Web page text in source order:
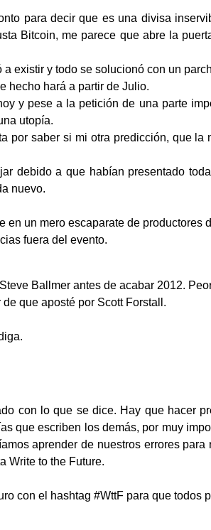
para decir que es una divisa
Bitcoin, me parece que abre la
existir y todo se solucionó con un
hecho hará a partir de Julio.
y pese a la petición de una parte
utopía.
por saber si mi otra predicción, que la
debido a que habían presentado
nuevo.
en un mero escaparate de productores
fuera del evento.
Ballmer antes de acabar 2012.
que aposté por Scott Forstall.
con lo que se dice. Hay que hacer
que escriben los demás, por muy
aprender de nuestros errores para
Write to the Future.
con el hashtag #WttF para que todos